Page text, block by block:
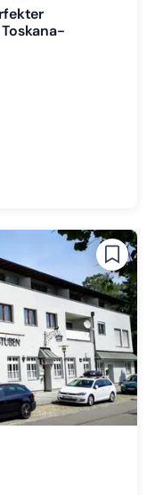
1 wechseln
2 wechseln
3 wechseln
wechseln